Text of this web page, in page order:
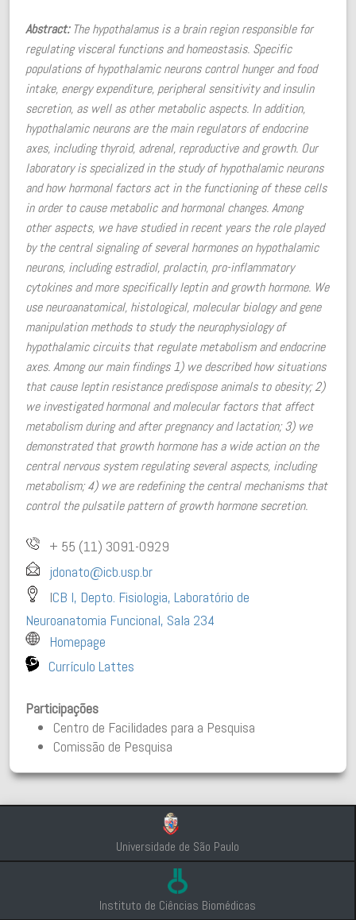
Abstract: The hypothalamus is a brain region responsible for
regulating visceral functions and homeostasis. Specific
populations of hypothalamic neurons control hunger and food
intake, energy expenditure, peripheral sensitivity and insulin
secretion, as well as other metabolic aspects. In addition,
hypothalamic neurons are the main regulators of endocrine
axes, including thyroid, adrenal, reproductive and growth. Our
laboratory is specialized in the study of hypothalamic neurons
and how hormonal factors act in the functioning of these cells
in order to cause metabolic and hormonal changes. Among
other aspects, we have studied in recent years the role played
by the central signaling of several hormones on hypothalamic
neurons, including estradiol, prolactin, pro-inflammatory
cytokines and more specifically leptin and growth hormone. We
use neuroanatomical, histological, molecular biology and gene
manipulation methods to study the neurophysiology of
hypothalamic circuits that regulate metabolism and endocrine
axes. Among our main findings 1) we described how situations
that cause leptin resistance predispose animals to obesity; 2)
we investigated hormonal and molecular factors that affect
metabolism during and after pregnancy and lactation; 3) we
demonstrated that growth hormone has a wide action on the
central nervous system regulating several aspects, including
metabolism; 4) we are redefining the central mechanisms that
control the pulsatile pattern of growth hormone secretion.
+ 55 (11) 3091-0929
jdonato@icb.usp.br
ICB I, Depto. Fisiologia, Laboratório de
Neuroanatomia Funcional, Sala 234
Homepage
Currículo Lattes
Participações
Centro de Facilidades para a Pesquisa
Comissão de Pesquisa
Universidade de São Paulo
Instituto de Ciências Biomédicas